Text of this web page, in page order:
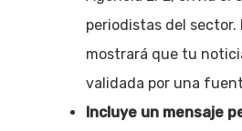
periodistas del sector.
mostrará que tu
validada por una
Incluye un mensaje